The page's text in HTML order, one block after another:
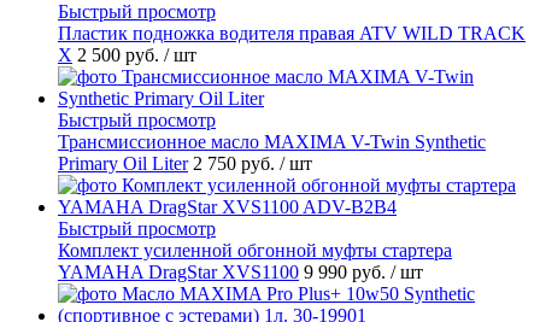
Быстрый просмотр
Пластик подножка водителя правая ATV WILD TRACK
X 2 500 руб. / шт
Быстрый просмотр
Трансмиссионное масло MAXIMA V-Twin Synthetic
Primary Oil Liter 2 750 руб. / шт
Быстрый просмотр
Комплект усиленной обгонной муфты стартера
YAMAHA DragStar XVS1100 9 990 руб. / шт